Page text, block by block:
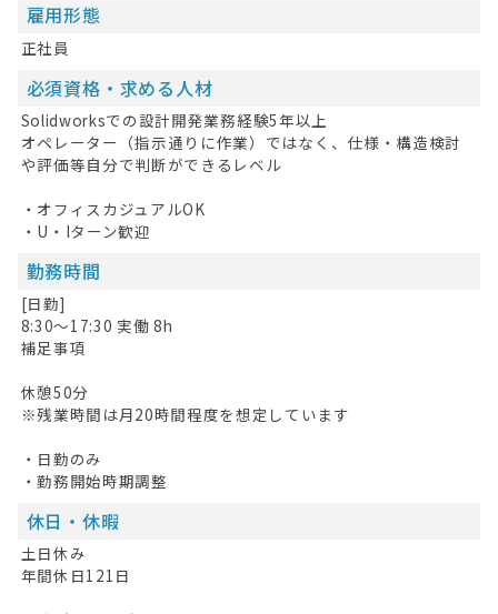
HOME
ログイン
キープした求人
最近見た求人
雇用形態
正社員
必須資格・求める人材
Solidworksでの設計開発業務経験5年以上
オペレーター（指示通りに作業）ではなく、仕様・構造検討
や評価等自分で判断ができるレベル
・オフィスカジュアルOK
・U・Iターン歓迎
勤務時間
[日勤]
8:30〜17:30 実働 8h
補足事項
休憩50分
※残業時間は月20時間程度を想定しています
・日勤のみ
・勤務開始時期調整
休日・休暇
土日休み
年間休日121日